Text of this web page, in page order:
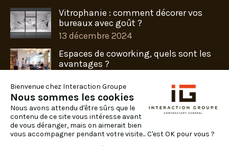
Bienvenue chez Interaction Groupe
Nous sommes les cookies
Nous avons attendu d'être sûrs que le
contenu de ce site vous intéresse avant
de vous déranger, mais on aimerait bien
vous accompagner pendant votre visite... C'est OK pour vous ?
Vitrophanie : comment décorer vos
bureaux avec goût ?
13 décembre 2024
Espaces de coworking, quels sont les
avantages ?
Préparez votre rentrée avec Interaction
groupe
9 août 2024